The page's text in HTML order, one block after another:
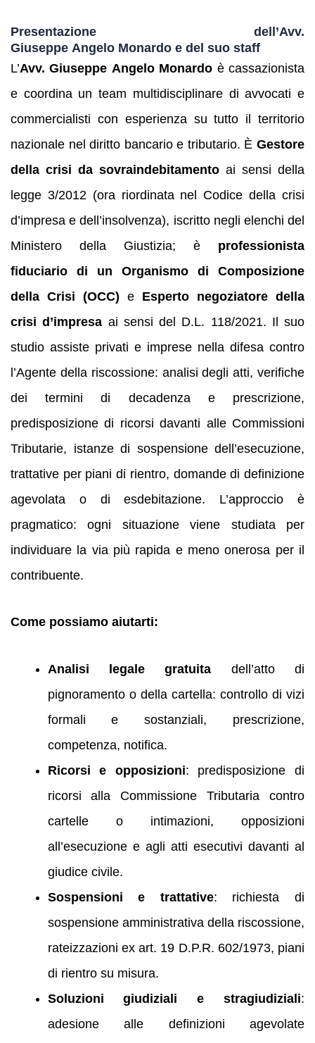
Presentazione dell’Avv.
Giuseppe Angelo Monardo e del suo staff
L’Avv. Giuseppe Angelo Monardo è cassazionista
e coordina un team multidisciplinare di avvocati e
commercialisti con esperienza su tutto il territorio
nazionale nel diritto bancario e tributario. È Gestore
della crisi da sovraindebitamento ai sensi della
legge 3/2012 (ora riordinata nel Codice della crisi
d’impresa e dell’insolvenza), iscritto negli elenchi del
Ministero della Giustizia; è professionista
fiduciario di un Organismo di Composizione
della Crisi (OCC) e Esperto negoziatore della
crisi d’impresa ai sensi del D.L. 118/2021. Il suo
studio assiste privati e imprese nella difesa contro
l’Agente della riscossione: analisi degli atti, verifiche
dei termini di decadenza e prescrizione,
predisposizione di ricorsi davanti alle Commissioni
Tributarie, istanze di sospensione dell’esecuzione,
trattative per piani di rientro, domande di definizione
agevolata o di esdebitazione. L’approccio è
pragmatico: ogni situazione viene studiata per
individuare la via più rapida e meno onerosa per il
contribuente.
Come possiamo aiutarti:
Analisi legale gratuita dell’atto di
pignoramento o della cartella: controllo di vizi
formali e sostanziali, prescrizione,
competenza, notifica.
Ricorsi e opposizioni: predisposizione di
ricorsi alla Commissione Tributaria contro
cartelle o intimazioni, opposizioni
all’esecuzione e agli atti esecutivi davanti al
giudice civile.
Sospensioni e trattative: richiesta di
sospensione amministrativa della riscossione,
rateizzazioni ex art. 19 D.P.R. 602/1973, piani
di rientro su misura.
Soluzioni giudiziali e stragiudiziali:
adesione alle definizioni agevolate